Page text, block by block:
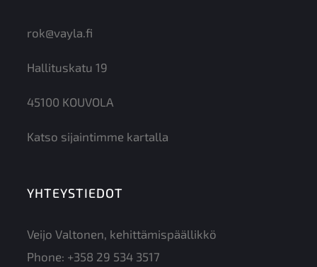
rok@vayla.fi
Hallituskatu 19
45100 KOUVOLA
Katso sijaintimme kartalla
YHTEYSTIEDOT
Veijo Valtonen, kehittämispäällikkö
Phone: +358 29 534 3517